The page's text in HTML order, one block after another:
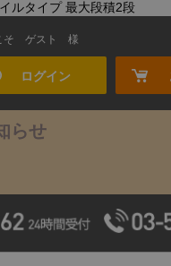
ルタイプ 最大段積2段
そ ゲスト 様
ログイン
らせ